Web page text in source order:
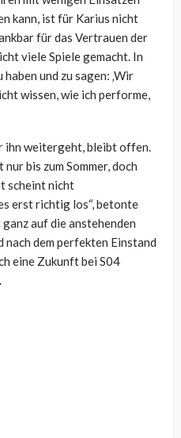
kann, ist für Karius nicht
für das Vertrauen der
viele Spiele gemacht. In
und zu sagen: ‚Wir
wissen, wie ich performe,
ihn weitergeht, bleibt offen.
bis zum Sommer, doch
scheint nicht
erst richtig los“, betonte
auf die anstehenden
dem perfekten Einstand
eine Zukunft bei S04